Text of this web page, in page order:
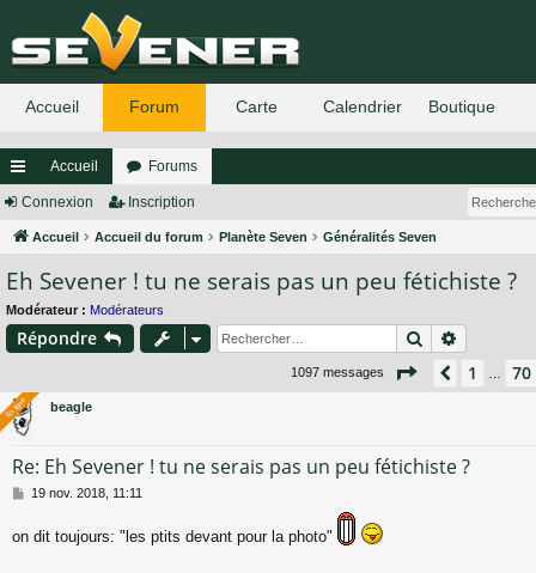
ac
co
ur
ci
Accueil Forums
Connexion Inscription
Accueil Accueil du forum Planète Seven Généralités Seven
Eh Sevener ! tu ne serais pas un peu fétichiste ?
Modérateur : Modérateurs
Répondre Rechercher
1097 messages Page 72 sur74
1 70
beagle
Re: Eh Sevener ! tu ne serais pas un peu fétichiste ?
M
s
19 nov. 2018, 11:11
on dit toujours: "les ptits devant pour la photo"
En ligne
En ligne